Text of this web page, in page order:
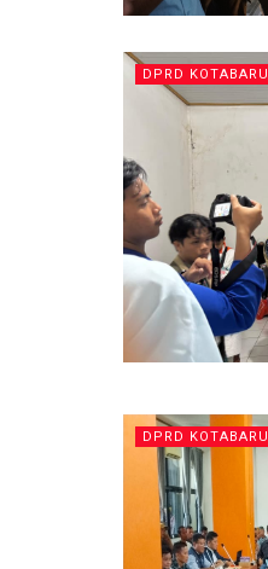
DPRD KOTABARU
DPRD KOTABARU